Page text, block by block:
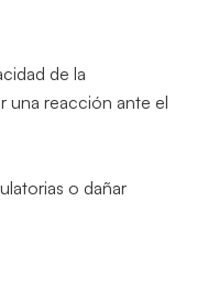
de la
una reacción ante el
o dañar